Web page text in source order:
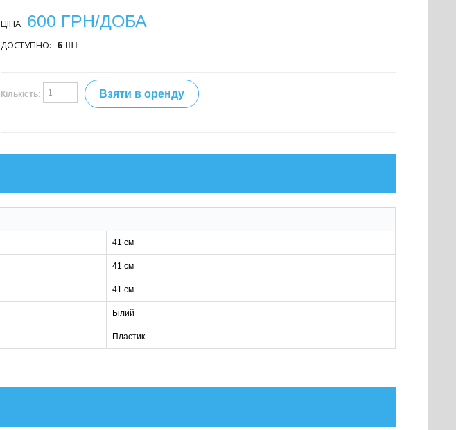
ЦІНА 600 ГРН/ДОБА
ДОСТУПНО: 6ШТ.
Кількість: Взяти в оренду
41 см
41 см
41 см
Білий
Пластик